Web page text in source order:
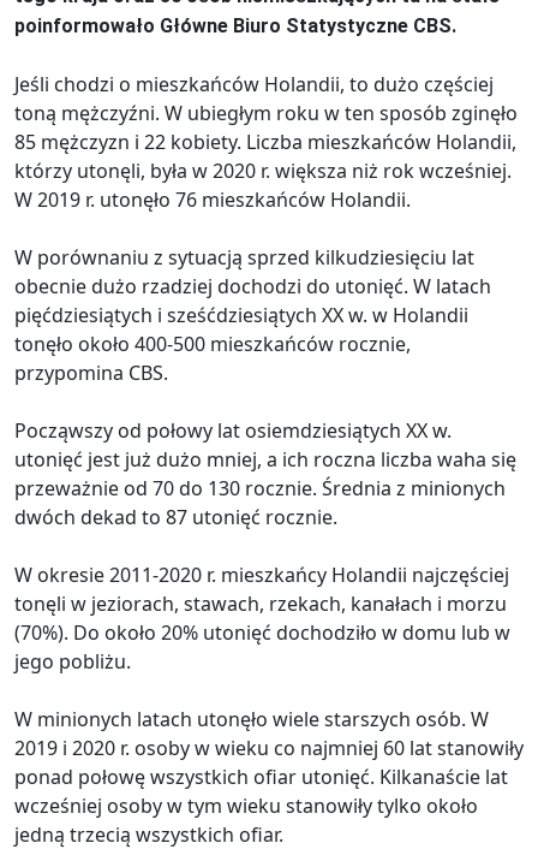
poinformowało Główne Biuro Statystyczne CBS.
Jeśli chodzi o mieszkańców Holandii, to dużo częściej
toną mężczyźni. W ubiegłym roku w ten sposób zginęło
85 mężczyzn i 22 kobiety. Liczba mieszkańców Holandii,
którzy utonęli, była w 2020 r. większa niż rok wcześniej.
W 2019 r. utonęło 76 mieszkańców Holandii.
W porównaniu z sytuacją sprzed kilkudziesięciu lat
obecnie dużo rzadziej dochodzi do utonięć. W latach
pięćdziesiątych i sześćdziesiątych XX w. w Holandii
tonęło około 400-500 mieszkańców rocznie,
przypomina CBS.
Począwszy od połowy lat osiemdziesiątych XX w.
utonięć jest już dużo mniej, a ich roczna liczba waha się
przeważnie od 70 do 130 rocznie. Średnia z minionych
dwóch dekad to 87 utonięć rocznie.
W okresie 2011-2020 r. mieszkańcy Holandii najczęściej
tonęli w jeziorach, stawach, rzekach, kanałach i morzu
(70%). Do około 20% utonięć dochodziło w domu lub w
jego pobliżu.
W minionych latach utonęło wiele starszych osób. W
2019 i 2020 r. osoby w wieku co najmniej 60 lat stanowiły
ponad połowę wszystkich ofiar utonięć. Kilkanaście lat
wcześniej osoby w tym wieku stanowiły tylko około
jedną trzecią wszystkich ofiar.